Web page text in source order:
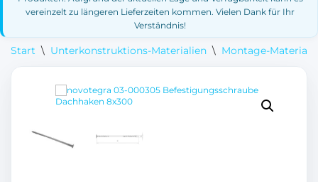
vereinzelt zu längeren Lieferzeiten kommen. Vielen Dank für Ihr
Verständnis!
Start \ Unterkonstruktions-Materialien \ Montage-